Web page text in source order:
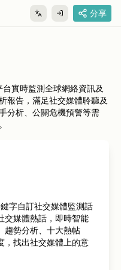
分享
實時監測全球網絡資訊及
報告，滿足社交媒體聆聽及
分析、公關危機預警等需
字自訂社交媒體監測話
交媒體熱話，即時智能
趨勢分析、十大熱帖
，找出社交媒體上的意